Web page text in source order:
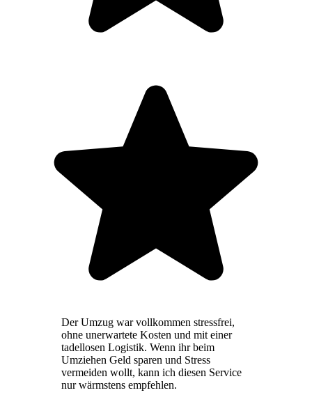
Der Umzug war vollkommen stressfrei,
ohne unerwartete Kosten und mit einer
tadellosen Logistik. Wenn ihr beim
Umziehen Geld sparen und Stress
vermeiden wollt, kann ich diesen Service
nur wärmstens empfehlen.